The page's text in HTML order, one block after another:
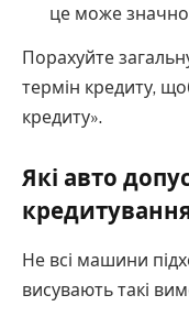
це може
Порахуйте
термін кредиту,
кредиту».
Які авто
Не всі машини
висувають такі